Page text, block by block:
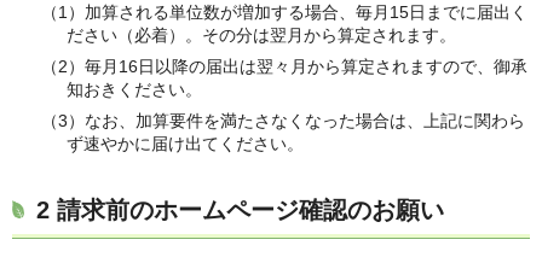
（1）加算される単位数が増加する場合、毎月15日までに届出く
ださい（必着）。その分は翌月から算定されます。
（2）毎月16日以降の届出は翌々月から算定されますので、御承
知おきください。
（3）なお、加算要件を満たさなくなった場合は、上記に関わら
ず速やかに届け出てください。
2 請求前のホームページ確認のお願い